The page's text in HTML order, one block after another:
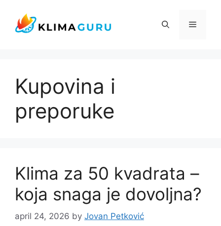
content
Menu
Kupovina i
preporuke
Klima za 50 kvadrata –
koja snaga je dovoljna?
april 24, 2026 by Jovan Petković